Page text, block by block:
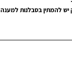
יש להמתין בסבלנות למענה